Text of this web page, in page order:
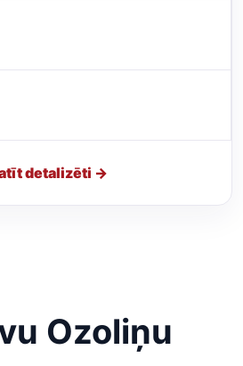
detalizēti →
Ozoliņu